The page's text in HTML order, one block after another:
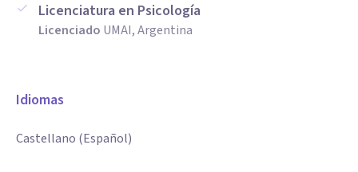
Licenciatura en Psicología
Licenciado UMAI, Argentina
Idiomas
Castellano (Español)